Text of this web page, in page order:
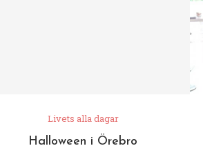
Livets alla dagar
Halloween i Örebro